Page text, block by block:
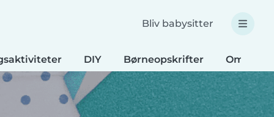
Bliv babysitter
DIY Børneopskrifter Omsorg